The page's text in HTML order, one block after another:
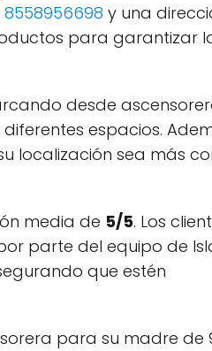
8558956698 y una
para garantizar
desde
espacios.
localización sea más
media de 5/5. Los
parte del equipo de
que estén
para su madre de